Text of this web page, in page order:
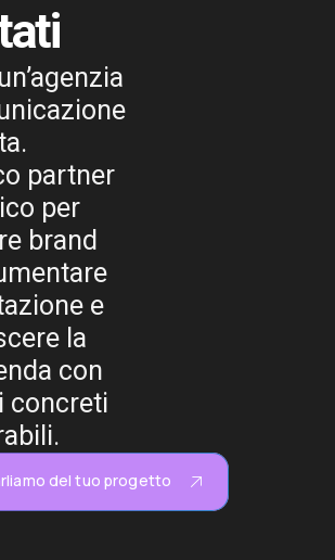
partner
per
brand
e
la
con
concreti
del tuo progetto